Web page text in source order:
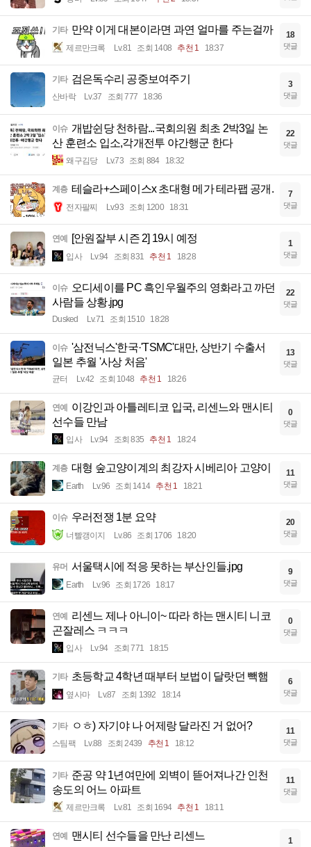
기타 만약 이게 대본이라면 과연 얼마를 주는걸까
제르만크록 Lv.81 조회 1408 추천 1 18:37
18
댓글
기타 검은독수리 공중보여주기
산바락 Lv.37 조회 777 18:36
3
댓글
이슈 개밥쉰당 천하람...국회의원 최초 2박3일 논
산 훈련소 입소,각개전투 야간행군 한다
왜구김당 Lv.73 조회 884 18:32
22
댓글
계층 테슬라+스페이스x 초대형 메가 테라팹 공개.
전자팔찌 Lv.93 조회 1200 18:31
7
댓글
연예 [안원잘부 시즌 2] 19시 예정
입사 Lv.94 조회 831 추천 1 18:28
1
댓글
이슈 오디세이를 PC 흑인우월주의 영화라고 까던
사람들 상황.jpg
Dusked Lv.71 조회 1510 18:28
22
댓글
이슈 '삼전닉스'한국·'TSMC'대만, 상반기 수출서
일본 추월 '사상 처음'
균터 Lv.42 조회 1048 추천 1 18:26
13
댓글
연예
이강인과 아틀레티코 입국, 리센느와 맨시티
선수들 만남
입사 Lv.94 조회 835 추천 1 18:24
0
댓글
계층 대형 숲고양이계의 최강자 시베리아 고양이
Earth Lv.96 조회 1414 추천 1 18:21
11
댓글
이슈 우러전쟁 1분 요약
너빨갱이지 Lv.86 조회 1706 18:20
20
댓글
유머 서울택시에 적응 못하는 부산인들.jpg
Earth Lv.96 조회 1726 18:17
9
댓글
연예
리센느 제나 아니이~ 따라 하는 맨시티 니코
곤잘레스 ㅋㅋㅋ
입사 Lv.94 조회 771 18:15
0
댓글
기타 초등학교 4학년 때부터 보법이 달랏던 빽햄
옆사마 Lv.87 조회 1392 18:14
6
댓글
기타 ㅇㅎ) 자기야 나 어제랑 달라진 거 없어?
스팀팩 Lv.88 조회 2439 추천 1 18:12
11
댓글
기타 준공 약 1년여만에 외벽이 뜯어져나간 인천
송도의 어느 아파트
제르만크록 Lv.81 조회 1694 추천 1 18:11
11
댓글
연예 맨시티 선수들을 만난 리센느 1